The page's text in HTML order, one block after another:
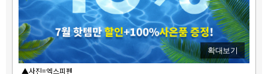
확대보기
▲사진=엑스피펜